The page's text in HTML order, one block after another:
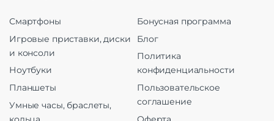
Смартфоны
Игровые приставки, диски
и консоли
Ноутбуки
Планшеты
Умные часы, браслеты,
Бонусная программа
Блог
Политика
конфиденциальности
Пользовательское
соглашение